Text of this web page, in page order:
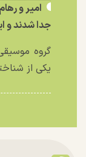
امیر و
جدا شدند و
گروه
یکی از